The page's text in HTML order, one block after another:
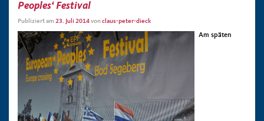
Peoples‘ Festival
Publiziert am 23. Juli 2014vonclaus-peter-dieck
Am späten